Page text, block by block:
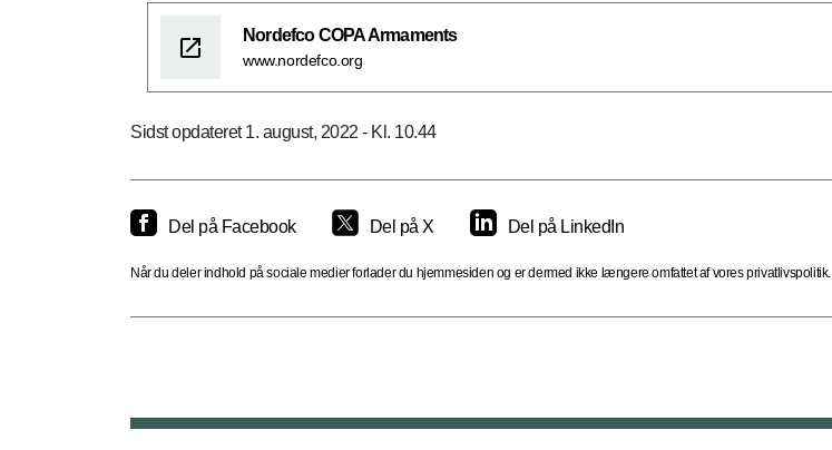
Nordefco COPA Armaments
www.nordefco.org
Sidst opdateret 1. august, 2022 - Kl. 10.44
Del på Facebook Del på X Del på LinkedIn
Når du deler indhold på sociale medier forlader du hjemmesiden og er dermed ikke længere omfattet af vores privatlivspolitik.